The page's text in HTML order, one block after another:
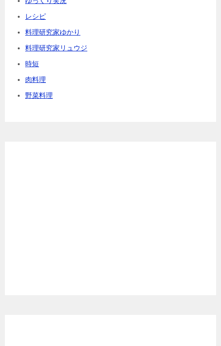
レシピ
料理研究家ゆかり
料理研究家リュウジ
時短
肉料理
野菜料理